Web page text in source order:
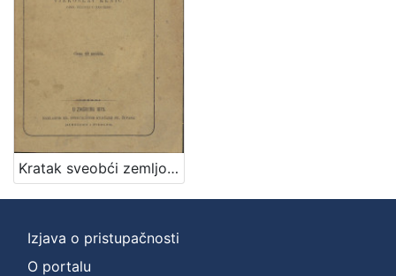
Kratak sveobći zemljopis / napisao Vjekoslav Klaić
Izjava o pristupačnosti
O portalu